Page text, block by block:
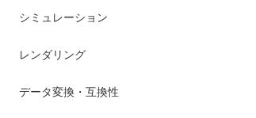
シミュレーション
レンダリング
データ変換・互換性